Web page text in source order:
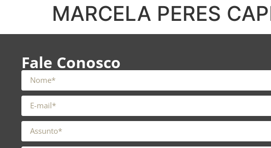
MARCELA PERES
Fale Conosco